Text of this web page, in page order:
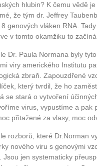
hlubin? K čemu vědě
že tým dr. Jeffrey
8 genových vláken RNA.
v tomto okamžiku to
Dr. Paula Normana byly
viry amerického Institutu
zbraň. Zapouzdřené
který tvrdil, že ho
se stará o vytvoření
virus, vypustíme a pak
přitažené za vlasy, moc
rozborů, které Dr.Norman
nového viru s genovými
Jsou jen systematicky